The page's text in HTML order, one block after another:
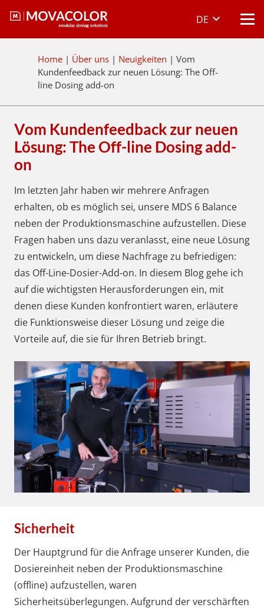
DE
Home | Über uns | Neuigkeiten | Vom
Kundenfeedback zur neuen Lösung: The Off-
line Dosing add-on
Vom Kundenfeedback zur neuen
Lösung: The Off-line Dosing add-
on
Im letzten Jahr haben wir mehrere Anfragen
erhalten, ob es möglich sei, unsere MDS 6 Balance
neben der Produktionsmaschine aufzustellen. Diese
Fragen haben uns dazu veranlasst, eine neue Lösung
zu entwickeln, um diese Nachfrage zu befriedigen:
das Off-Line-Dosier-Add-on. In diesem Blog gehe ich
auf die wichtigsten Herausforderungen ein, mit
denen diese Kunden konfrontiert waren, erläutere
die Funktionsweise dieser Lösung und zeige die
Vorteile auf, die sie für Ihren Betrieb bringt.
Sicherheit
Der Hauptgrund für die Anfrage unserer Kunden, die
Dosiereinheit neben der Produktionsmaschine
(offline) aufzustellen, waren
Sicherheitsüberlegungen. Aufgrund der verschärften